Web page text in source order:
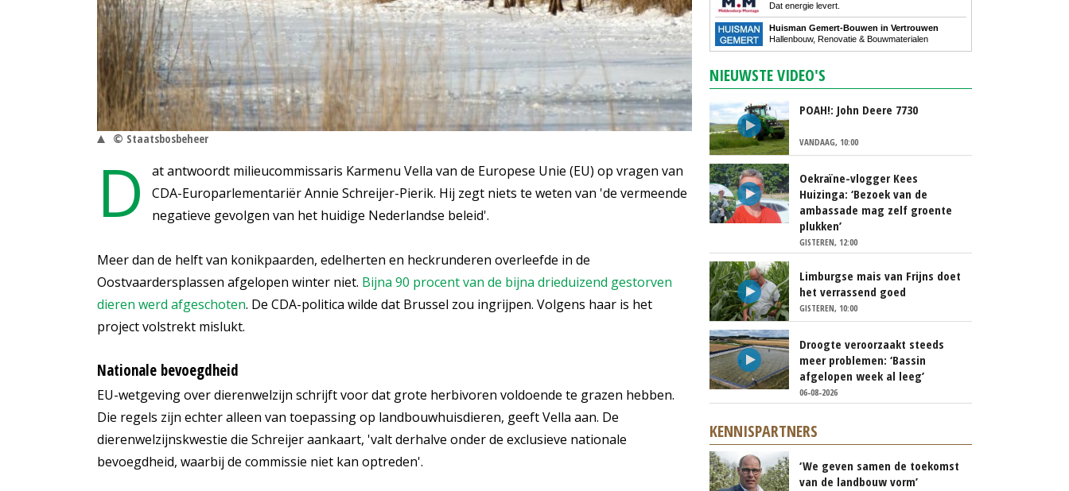
© Staatsbosbeheer
D
at antwoordt milieucommissaris Karmenu Vella van de Europese Unie (EU) op vragen van
CDA-Europarlementariër Annie Schreijer-Pierik. Hij zegt niets te weten van 'de vermeende
negatieve gevolgen van het huidige Nederlandse beleid'.
Meer dan de helft van konikpaarden, edelherten en heckrunderen overleefde in de
Oostvaardersplassen afgelopen winter niet. Bijna 90 procent van de bijna drieduizend gestorven
dieren werd afgeschoten. De CDA-politica wilde dat Brussel zou ingrijpen. Volgens haar is het
project volstrekt mislukt.
Nationale bevoegdheid
EU-wetgeving over dierenwelzijn schrijft voor dat grote herbivoren voldoende te grazen hebben.
Die regels zijn echter alleen van toepassing op landbouwhuisdieren, geeft Vella aan. De
dierenwelzijnskwestie die Schreijer aankaart, 'valt derhalve onder de exclusieve nationale
bevoegdheid, waarbij de commissie niet kan optreden'.
Dat energie levert.
Huisman Gemert-Bouwen in Vertrouwen
Hallenbouw, Renovatie & Bouwmaterialen
NIEUWSTE VIDEO'S
POAH!: John Deere 7730
VANDAAG, 10:00
Oekraïne-vlogger Kees
Huizinga: ‘Bezoek van de
ambassade mag zelf groente
plukken’
GISTEREN, 12:00
Limburgse mais van Frijns doet
het verrassend goed
GISTEREN, 10:00
Droogte veroorzaakt steeds
meer problemen: ‘Bassin
afgelopen week al leeg’
06-08-2026
KENNISPARTNERS
‘We geven samen de toekomst
van de landbouw vorm’